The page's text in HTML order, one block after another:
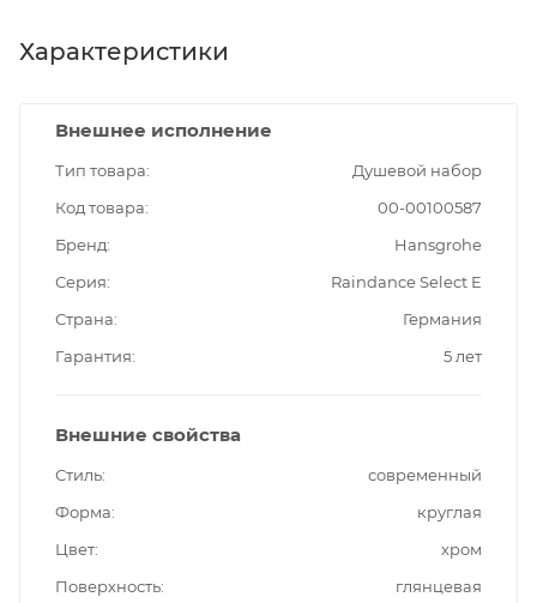
Характеристики
Внешнее исполнение
Тип товара
Душевой набор
Код товара
00-00100587
Бренд
Hansgrohe
Серия
Raindance Select E
Страна
Германия
Гарантия
5 лет
Внешние свойства
Стиль
современный
Форма
круглая
Цвет
хром
Поверхность
глянцевая